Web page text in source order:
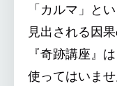
「カルマ」と
見出される因
『奇跡講座』
使ってはいま